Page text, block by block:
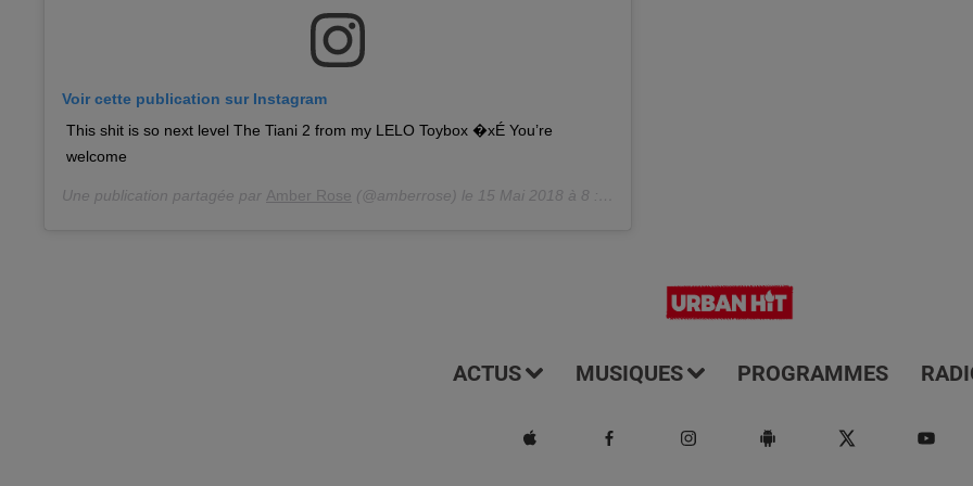
Voir cette publication sur Instagram
This shit is so next level The Tiani 2 from my LELO Toybox �xÉ You’re
welcome
Une publication partagée par Amber Rose (@amberrose) le 15 Mai 2018 à 8 :41 PDT
ACTUS MUSIQUES PROGRAMMES